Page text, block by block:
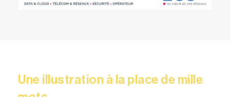
Une illustration à la place de mille